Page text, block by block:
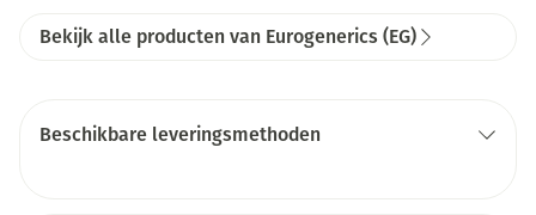
Bekijk alle producten van Eurogenerics (EG)
Beschikbare leveringsmethoden